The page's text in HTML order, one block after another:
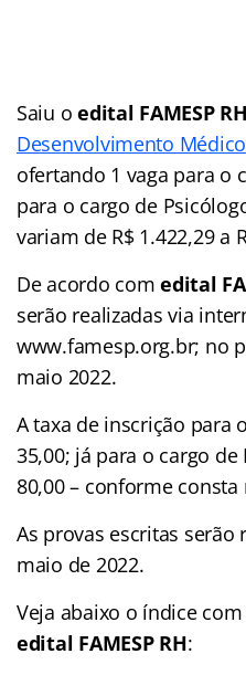
Saiu oedital FAMESP RH
Desenvolvimento
ofertando 1 vaga para o
para o cargo de
variam de R$ 1.422,29 a
De acordo comedital
serão realizadas via
www.famesp.org.br; no
maio 2022.
A taxa de inscrição para
35,00; já para o cargo de
80,00 – conforme consta
As provas escritas serão
maio de 2022.
Veja abaixo o índicecom
edital FAMESP RH: